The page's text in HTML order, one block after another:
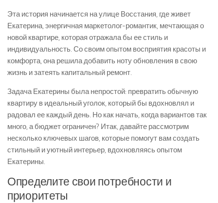
Эта история начинается на улице Восстания, где живет
Екатерина, энергичная маркетолог-романтик, мечтающая о
новой квартире, которая отражала бы ее стиль и
индивидуальность. Со своим опытом восприятия красоты и
комфорта, она решила добавить ноту обновления в свою
жизнь и затеять капитальный ремонт.
Задача Екатерины была непростой: превратить обычную
квартиру в идеальный уголок, который бы вдохновлял и
радовал ее каждый день. Но как начать, когда вариантов так
много, а бюджет ограничен? Итак, давайте рассмотрим
несколько ключевых шагов, которые помогут вам создать
стильный и уютный интерьер, вдохновляясь опытом
Екатерины.
Определите свои потребности и
приоритеты